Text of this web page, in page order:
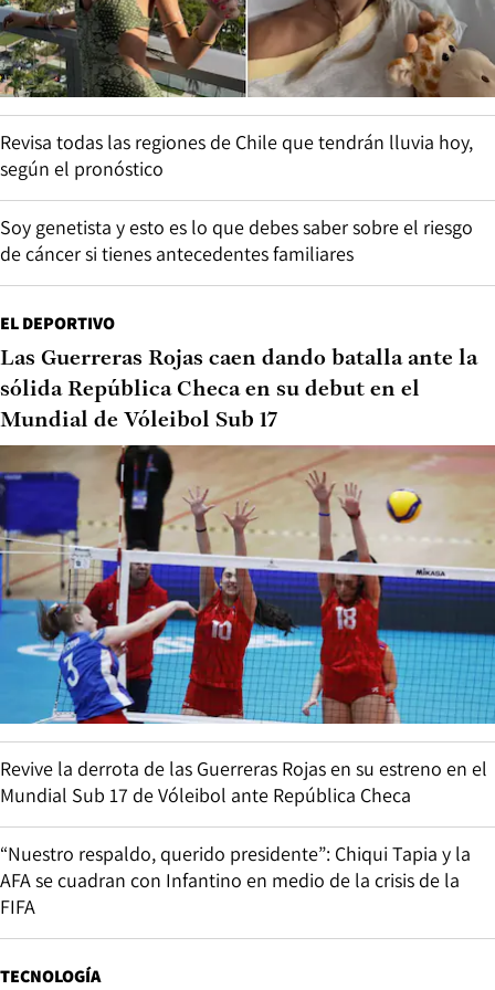
Revisa todas las regiones de Chile que tendrán lluvia hoy,
según el pronóstico
Soy genetista y esto es lo que debes saber sobre el riesgo
de cáncer si tienes antecedentes familiares
EL DEPORTIVO
Las Guerreras Rojas caen dando batalla ante la
sólida República Checa en su debut en el
Mundial de Vóleibol Sub 17
Revive la derrota de las Guerreras Rojas en su estreno en el
Mundial Sub 17 de Vóleibol ante República Checa
“Nuestro respaldo, querido presidente”: Chiqui Tapia y la
AFA se cuadran con Infantino en medio de la crisis de la
FIFA
TECNOLOGÍA